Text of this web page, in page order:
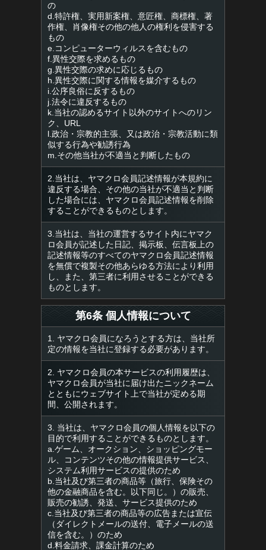
の
d.特許権、実用新案権、意匠権、商標権、著
作権、肖像権その他の他人の権利を侵害する
もの
e.コンピューターウィルスを含むもの
f.異性交際を求めるもの
g.異性交際の求めに応じるもの
h.異性交際に関する情報を媒介するもの
i.公序良俗に反するもの
j.法令に違反するもの
k.当社の認めるサイト以外のサイトへのリン
ク、URL
l.政治・宗教的主張、又は政治・宗教活動に類
似する行為や勧誘行為
m.その他当社が不適当と判断したもの
2.当社は、ヤマクロ会員記述情報が本規約に
違反する場合、その他の当社が不適当と判断
した場合には、ヤマクロ会員記述情報を削除
することができるものとします。
3.当社は、当社の運営するサイト内にヤマク
ロ会員が記述した日記、掲示板、伝言板上の
記述情報等のすべてのヤマクロ会員記述情報
を無償で複製その他あらゆる方法により利用
し、また、第三者に利用させることができる
ものとします。
第6条 個人情報について
1. ヤマクロ会員になろうとする方は、当社所
定の情報を当社に登録する必要があります。
2. ヤマクロ会員の本サービスの利用履歴は、
ヤマクロ会員が当社に届け出たニックネーム
とともにウェブサイト上で当社が定める期
間、公開されます。
3. 当社は、ヤマクロ会員の個人情報を以下の
目的で利用することができるものとします。
a.ゲーム、オークション、ショッピングモー
ル、コンテンツその他の情報提供サービス、
システム利用サービスの提供のため
b.当社及び第三者の商品等（旅行、保険その
他の金融商品を含む。以下同じ。）の販売、
販売の勧誘、発送、サービス提供のため
c.当社及び第三者の商品等の広告または宣伝
（ダイレクトメールの送付、電子メールの送
信を含む。）のため
d.料金請求、課金計算のため